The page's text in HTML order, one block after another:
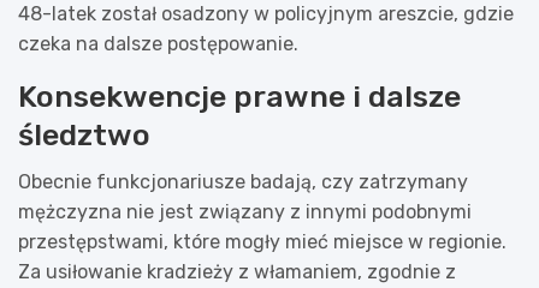
48-latek został osadzony w policyjnym areszcie, gdzie
czeka na dalsze postępowanie.
Konsekwencje prawne i dalsze
śledztwo
Obecnie funkcjonariusze badają, czy zatrzymany
mężczyzna nie jest związany z innymi podobnymi
przestępstwami, które mogły mieć miejsce w regionie.
Za usiłowanie kradzieży z włamaniem, zgodnie z